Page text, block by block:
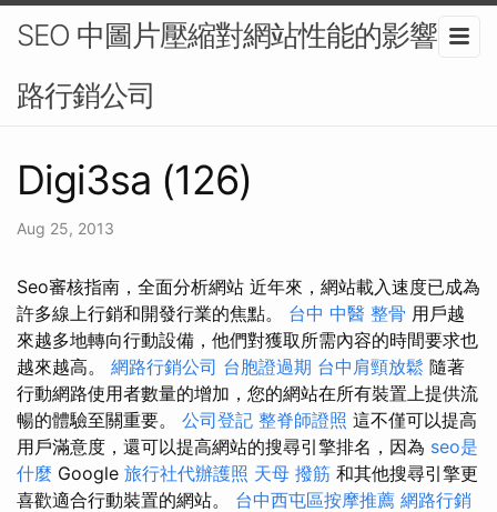
SEO 中圖片壓縮對網站性能的影響-網
路行銷公司
Digi3sa (126)
Aug 25, 2013
Seo審核指南，全面分析網站 近年來，網站載入速度已成為
許多線上行銷和開發行業的焦點。 台中 中醫 整骨 用戶越
來越多地轉向行動設備，他們對獲取所需內容的時間要求也
越來越高。 網路行銷公司 台胞證過期 台中肩頸放鬆 隨著
行動網路使用者數量的增加，您的網站在所有裝置上提供流
暢的體驗至關重要。 公司登記 整脊師證照 這不僅可以提高
用戶滿意度，還可以提高網站的搜尋引擎排名，因為 seo是
什麼 Google 旅行社代辦護照 天母 撥筋 和其他搜尋引擎更
喜歡適合行動裝置的網站。 台中西屯區按摩推薦 網路行銷